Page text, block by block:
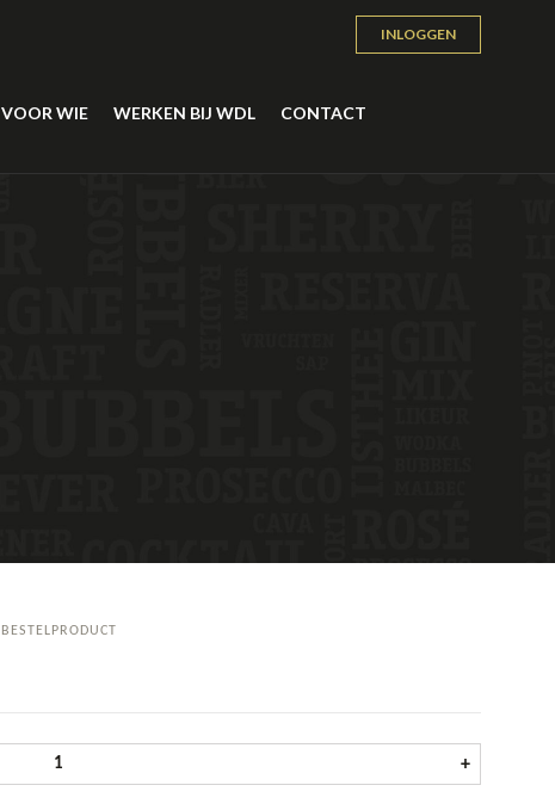
INLOGGEN
VOOR WIE WERKEN BIJ WDL CONTACT
BESTELPRODUCT
Bud glas 25 cl, doos 6 stuks aantal +